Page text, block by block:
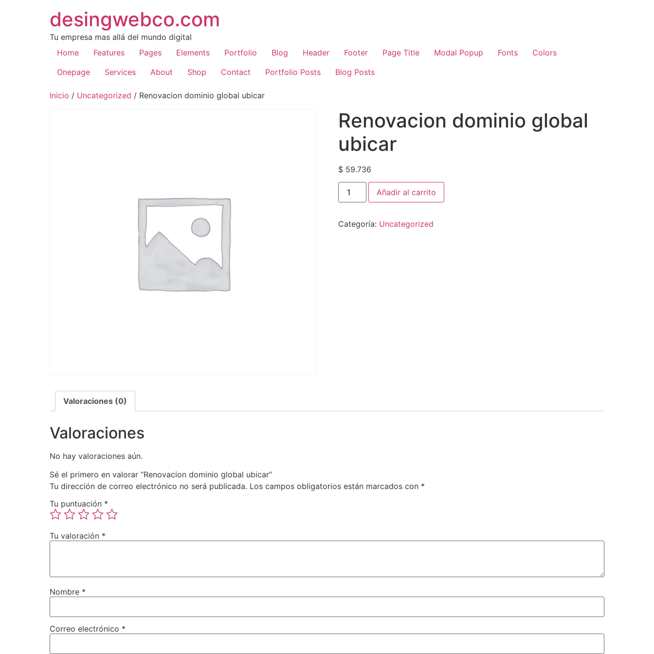
desingwebco.com
Tu empresa mas allá del mundo digital
Home
Features Pages Elements Portfolio Blog Header Footer Page Title Modal Popup Fonts
Colors
Onepage
Services About Shop Contact Portfolio Posts Blog Posts
Inicio / Uncategorized / Renovacion dominio global ubicar
Renovacion dominio global
ubicar
$59.736
Añadir al carrito
Categoría: Uncategorized
Valoraciones (0)
Valoraciones
No hay valoraciones aún.
Sé el primero en valorar “Renovacion dominio global ubicar”
Tu dirección de correo electrónico no será publicada. Los campos obligatorios están marcados con *
Tu puntuación *
Tu valoración *
Nombre *
Correo electrónico *